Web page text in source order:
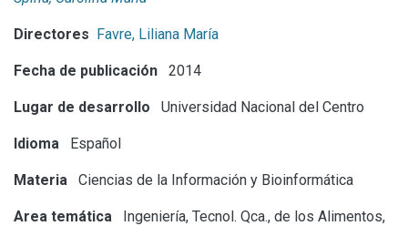
Directores Favre, Liliana María
Fecha de publicación 2014
Lugar de desarrollo Universidad Nacional del Centro
Idioma Español
Materia Ciencias de la Información y Bioinformática
Area temática
Ingeniería, Tecnol. Qca., de los Alimentos,